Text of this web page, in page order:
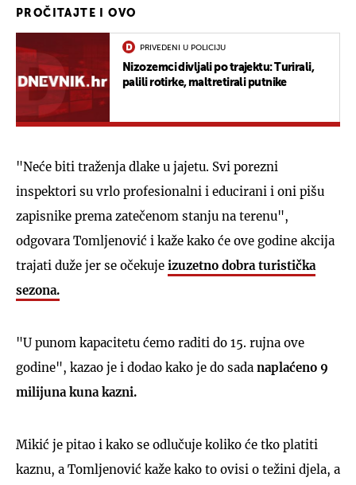
PROČITAJTE I OVO
PRIVEDENI U POLICIJU
Nizozemci divljali po trajektu: Turirali,
palili rotirke, maltretirali putnike
"Neće biti traženja dlake u jajetu. Svi porezni
inspektori su vrlo profesionalni i educirani i oni pišu
zapisnike prema zatečenom stanju na terenu",
odgovara Tomljenović i kaže kako će ove godine akcija
trajati duže jer se očekuje izuzetno dobra turistička
sezona.
"U punom kapacitetu ćemo raditi do 15. rujna ove
godine", kazao je i dodao kako je do sada naplaćeno 9
milijuna kuna kazni.
Mikić je pitao i kako se odlučuje koliko će tko platiti
kaznu, a Tomljenović kaže kako to ovisi o težini djela, a